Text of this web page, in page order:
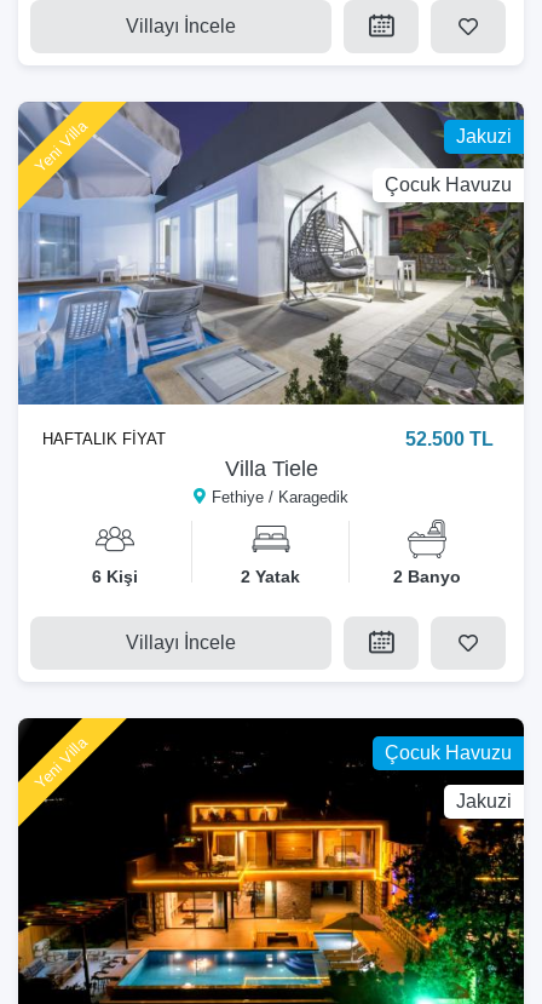
Villayı İncele
Jakuzi
Çocuk Havuzu
Yeni Villa
Villa Tiele
Fethiye / Karagedik
HAFTALIK FİYAT 52.500 TL
6 Kişi 2 Yatak 2 Banyo
Villayı İncele
Çocuk Havuzu
Jakuzi
Yeni Villa